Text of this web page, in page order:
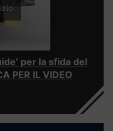
per la sfida del
PER IL VIDEO